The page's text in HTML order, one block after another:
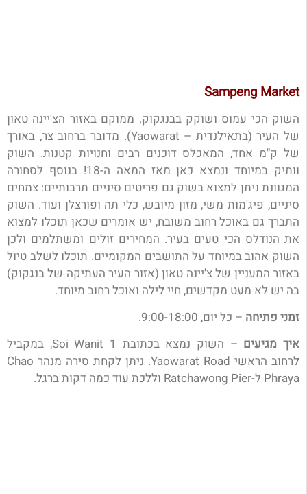
Sampeng Market
השוק הכי עמוס ושוקק בבנגקוק. ממוקם באזור הצ'יינה טאון
של העיר (בתאילנדית –
Yaowarat). מדובר ברחוב צר, באורך
של ק"מ אחד, המאכלס דוכנים רבים וחנויות קטנות. השוק
וותיק במיוחד ונמצא כאן מאז המאה ה-18!
בנוסף לסחורה
המגוונת ניתן למצוא בשוק גם פריטים סיניים תרבותיים: צמחים
סיניים, פיג'מות משי, מזון מיובש, כלי תה ופורצלן ועוד. השוק
התברך גם באוכל רחוב משובח, יש אומרים שכאן תוכלו למצוא
את הנודלס הכי טעים בעיר. המחירים זולים ומשתלמים ולכן
השוק אהוב במיוחד על התושבים המקומיים. תוכלו לשלב טיול
באזור המעניין של צ'יינה טאון (אזור העיר העתיקה של בנגקוק)
בה יש לא מעט מקדשים, חיי לילה ואוכל רחוב מיוחד.
זמני פתיחה – כל יום, 9:00-18:00.
איך מגיעים – השוק נמצא בכתובת
Soi Wanit 1, במקביל
לרחוב הראשי Yaowarat Road. ניתן לקחת סירה מנהר Chao
Phraya ל-Ratchawong Pier וללכת עוד כמה דקות ברגל.